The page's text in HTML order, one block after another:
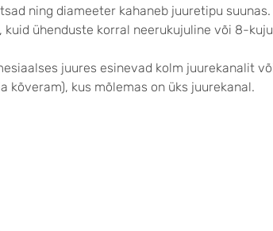
ning diameeter kahaneb juuretipu
ühenduste korral neerukujuline või 8-
juures esinevad kolm juurekanalit
kus mõlemas on üks juurekanal.